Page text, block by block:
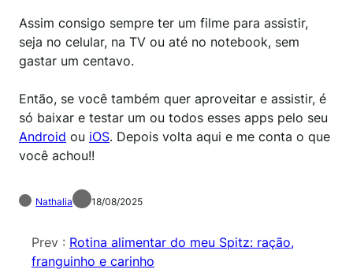
Assim consigo sempre ter um filme para assistir,
seja no celular, na TV ou até no notebook, sem
gastar um centavo.
Então, se você também quer aproveitar e assistir, é
só baixar e testar um ou todos esses apps pelo seu
Android ou iOS. Depois volta aqui e me conta o que
você achou!!
Nathalia 18/08/2025
Prev : Rotina alimentar do meu Spitz: ração,
franguinho e carinho